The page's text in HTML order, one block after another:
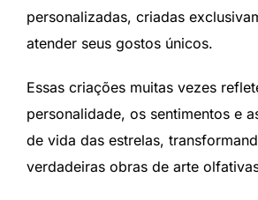
personalizadas, criadas
atender seus gostos únicos.
Essas criações muitas vezes
personalidade, os sentimentos e
de vida das estrelas,
verdadeiras obras de arte